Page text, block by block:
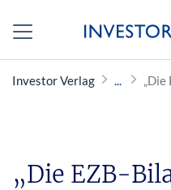
Investor Verlag
„Die EZB-